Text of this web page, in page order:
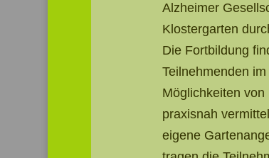
Alzheimer
Klostergarten
Die Fortbildung
Teilnehmenden
Möglichkeiten
praxisnah
eigene